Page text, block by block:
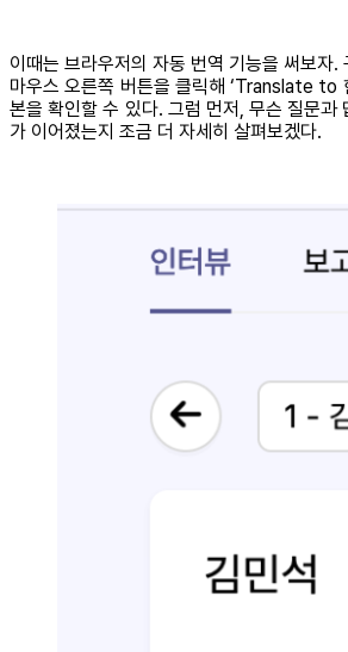
이때는 브라우저의 자동 번역 기능을 써보자.
마우스 오른쪽 버튼을 클릭해 ‘Translate to
본을 확인할 수 있다. 그럼 먼저, 무슨 질문과
가 이어졌는지 조금 더 자세히 살펴보겠다.